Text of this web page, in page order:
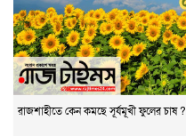
রাজশাহীতে কেন কমছে সূর্যমূখী ফুলের চাষ ?